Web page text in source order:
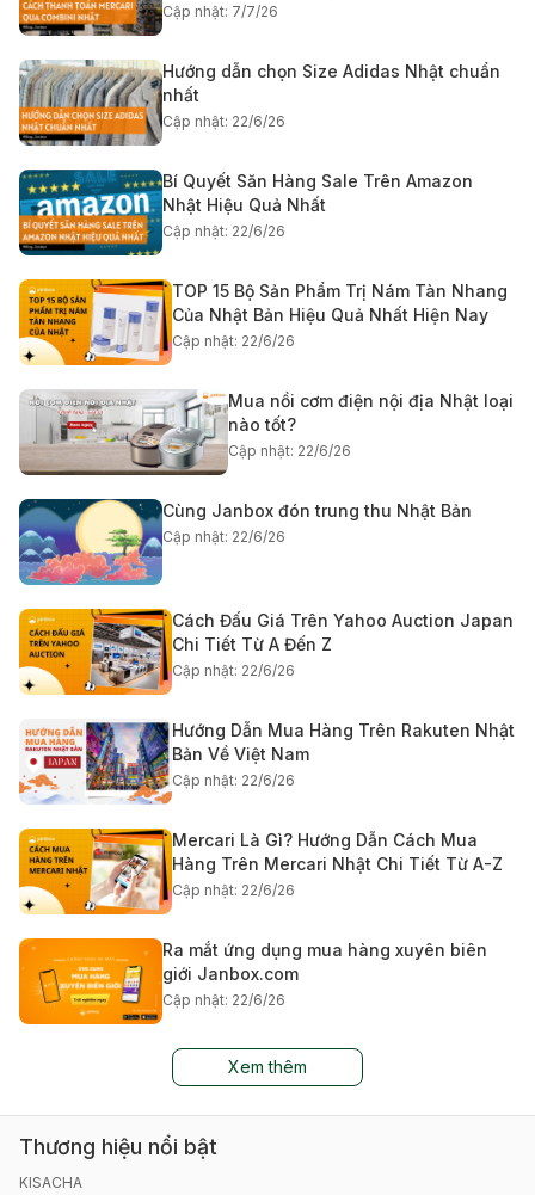
Cập nhật: 7/7/26
Hướng dẫn chọn Size Adidas Nhật chuẩn
nhất
Cập nhật: 22/6/26
Bí Quyết Săn Hàng Sale Trên Amazon
Nhật Hiệu Quả Nhất
Cập nhật: 22/6/26
TOP 15 Bộ Sản Phẩm Trị Nám Tàn Nhang
Của Nhật Bản Hiệu Quả Nhất Hiện Nay
Cập nhật: 22/6/26
Mua nồi cơm điện nội địa Nhật loại
nào tốt?
Cập nhật: 22/6/26
Cùng Janbox đón trung thu Nhật Bản
Cập nhật: 22/6/26
Cách Đấu Giá Trên Yahoo Auction Japan
Chi Tiết Từ A Đến Z
Cập nhật: 22/6/26
Hướng Dẫn Mua Hàng Trên Rakuten Nhật
Bản Về Việt Nam
Cập nhật: 22/6/26
Mercari Là Gì? Hướng Dẫn Cách Mua
Hàng Trên Mercari Nhật Chi Tiết Từ A-Z
Cập nhật: 22/6/26
Ra mắt ứng dụng mua hàng xuyên biên
giới Janbox.com
Cập nhật: 22/6/26
Xem thêm
Thương hiệu nổi bật
KISACHA